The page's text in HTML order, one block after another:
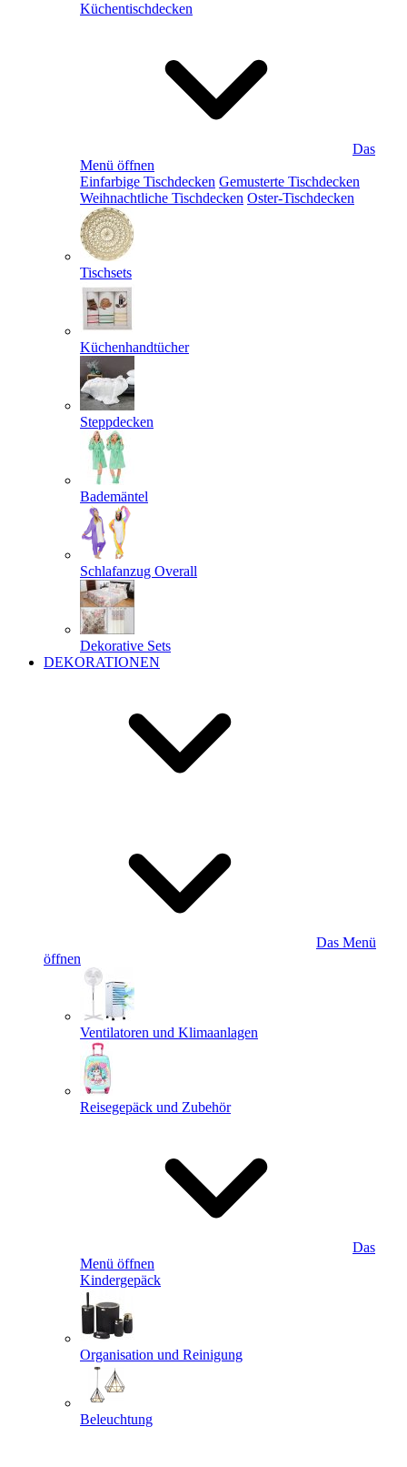
Küchentischdecken
Das
Menü öffnen
Einfarbige Tischdecken Gemusterte Tischdecken
Weihnachtliche Tischdecken Oster-Tischdecken
Tischsets
Küchenhandtücher
Steppdecken
Bademäntel
Schlafanzug Overall
Dekorative Sets
DEKORATIONEN
Das Menü
öffnen
Ventilatoren und Klimaanlagen
Reisegepäck und Zubehör
Das
Menü öffnen
Kindergepäck
Organisation und Reinigung
Beleuchtung